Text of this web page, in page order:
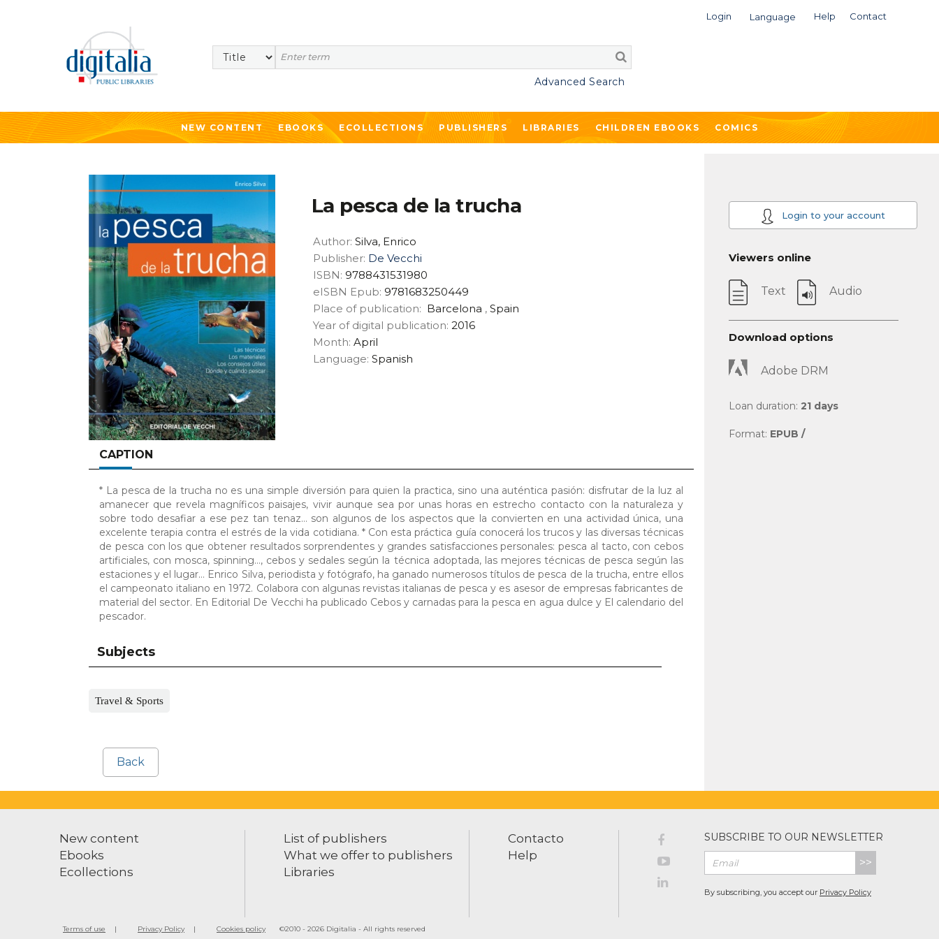
Login Language Help Contact
Search
Advanced Search
NEW CONTENT EBOOKS ECOLLECTIONS PUBLISHERS LIBRARIES CHILDREN EBOOKS COMICS
La pesca de la trucha
Author: Silva, Enrico
Publisher: De Vecchi
ISBN: 9788431531980
eISBN Epub: 9781683250449
Place of publication: Barcelona , Spain
Year of digital publication: 2016
Month: April
Language: Spanish
CAPTION
* La pesca de la trucha no es una simple diversión para quien la practica, sino una auténtica pasión: disfrutar de la luz al
amanecer que revela magníficos paisajes, vivir aunque sea por unas horas en estrecho contacto con la naturaleza y
sobre todo desafiar a ese pez tan tenaz… son algunos de los aspectos que la convierten en una actividad única, una
excelente terapia contra el estrés de la vida cotidiana. * Con esta práctica guía conocerá los trucos y las diversas técnicas
de pesca con los que obtener resultados sorprendentes y grandes satisfacciones personales: pesca al tacto, con cebos
artificiales, con mosca, spinning…, cebos y sedales según la técnica adoptada, las mejores técnicas de pesca según las
estaciones y el lugar… Enrico Silva, periodista y fotógrafo, ha ganado numerosos títulos de pesca de la trucha, entre ellos
el campeonato italiano en 1972. Colabora con algunas revistas italianas de pesca y es asesor de empresas fabricantes de
material del sector. En Editorial De Vecchi ha publicado Cebos y carnadas para la pesca en agua dulce y El calendario del
pescador.
Subjects
Travel & Sports
Back
Login to your account
Viewers online
Text Audio
Download options
Adobe DRM
Loan duration: 21 days
Format: EPUB /
New content
Ebooks
Ecollections
List of publishers
What we offer to publishers
Libraries
Contacto
Help
SUBSCRIBE TO OUR NEWSLETTER
>>
By subscribing, you accept our Privacy Policy
Terms of use Privacy Policy Cookies policy ©2010 - 2026 Digitalia - All rights reserved